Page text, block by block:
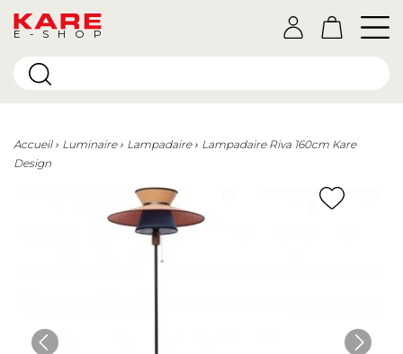
E-SHOP
Accueil Luminaire Lampadaire
Lampadaire Riva 160cm Kare
Design